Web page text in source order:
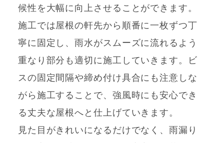
候性を大幅に向上させることができます。
施工では屋根の軒先から順番に一枚ずつ丁
寧に固定し、雨水がスムーズに流れるよう
重なり部分も適切に施工していきます。ビ
スの固定間隔や締め付け具合にも注意しな
がら施工することで、強風時にも安心でき
る丈夫な屋根へと仕上げていきます。
見た目がきれいになるだけでなく、雨漏り